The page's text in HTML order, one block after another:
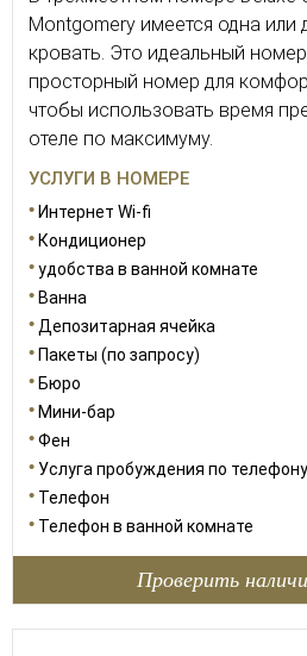
Montgomery имеется одна или
кровать. Это идеальный
просторный номер для
чтобы использовать время
отеле по максимуму.
УСЛУГИ В НОМЕРЕ
Интернет Wi-fi
Кондиционер
удобства в ванной комнате
Ванна
Депозитарная ячейка
Пакеты (по запросу)
Бюро
Мини-бар
Фен
Услуга пробуждения по телефону
Телефон
Телефон в ванной комнате
Проверить